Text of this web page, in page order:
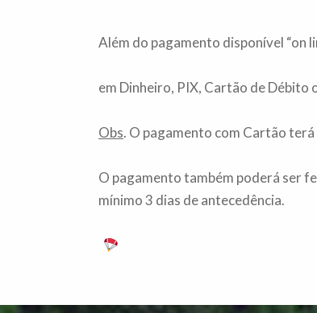
Além do pagamento disponível “on
em Dinheiro, PIX, Cartão de Débito
Obs. O pagamento com Cartão
O pagamento também poderá ser
mínimo 3 dias de antecedência.